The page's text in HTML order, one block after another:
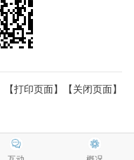
【打印页面】【 关闭页面】